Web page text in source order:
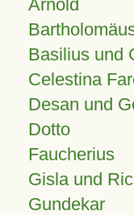
Arnold
Basilius und
Celestina
Desan und
Dotto
Faucherius
Gisla und
Gundekar